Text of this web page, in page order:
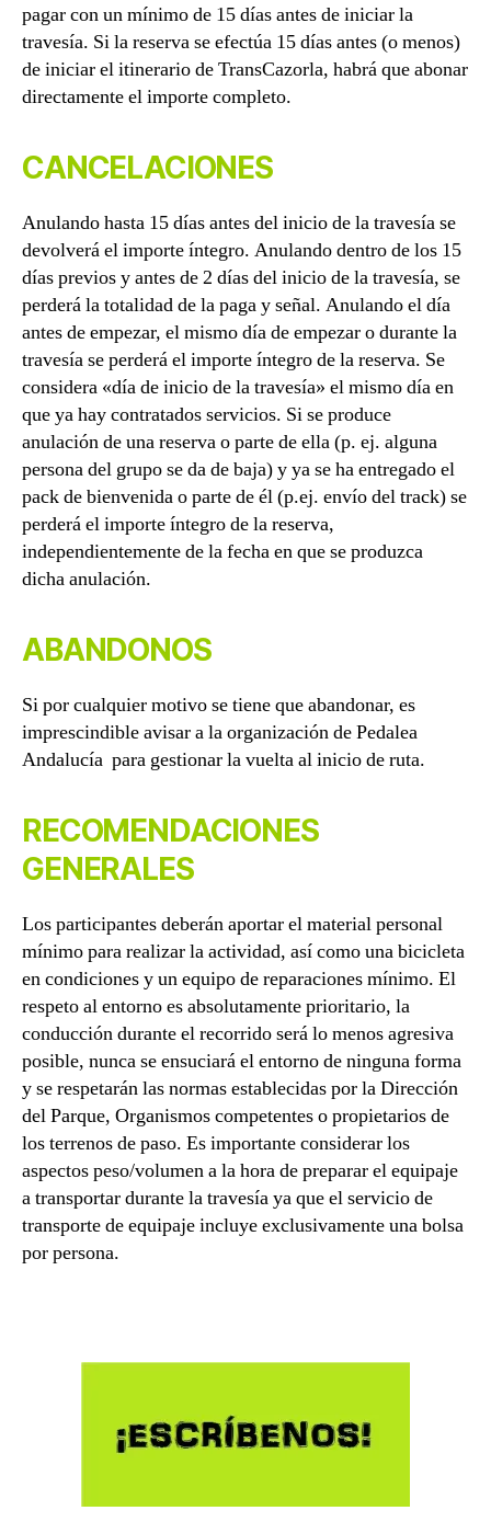
pagar con un mínimo de 15 días antes de iniciar la
travesía. Si la reserva se efectúa 15 días antes (o menos)
de iniciar el itinerario de TransCazorla, habrá que abonar
directamente el importe completo.
CANCELACIONES
Anulando hasta 15 días antes del inicio de la travesía se
devolverá el importe íntegro. Anulando dentro de los 15
días previos y antes de 2 días del inicio de la travesía, se
perderá la totalidad de la paga y señal. Anulando el día
antes de empezar, el mismo día de empezar o durante la
travesía se perderá el importe íntegro de la reserva. Se
considera «día de inicio de la travesía» el mismo día en
que ya hay contratados servicios. Si se produce
anulación de una reserva o parte de ella (p. ej. alguna
persona del grupo se da de baja) y ya se ha entregado el
pack de bienvenida o parte de él (p.ej. envío del track) se
perderá el importe íntegro de la reserva,
independientemente de la fecha en que se produzca
dicha anulación.
ABANDONOS
Si por cualquier motivo se tiene que abandonar, es
imprescindible avisar a la organización de Pedalea
Andalucía para gestionar la vuelta al inicio de ruta.
RECOMENDACIONES
GENERALES
Los participantes deberán aportar el material personal
mínimo para realizar la actividad, así como una bicicleta
en condiciones y un equipo de reparaciones mínimo. El
respeto al entorno es absolutamente prioritario, la
conducción durante el recorrido será lo menos agresiva
posible, nunca se ensuciará el entorno de ninguna forma
y se respetarán las normas establecidas por la Dirección
del Parque, Organismos competentes o propietarios de
los terrenos de paso. Es importante considerar los
aspectos peso/volumen a la hora de preparar el equipaje
a transportar durante la travesía ya que el servicio de
transporte de equipaje incluye exclusivamente una bolsa
por persona.